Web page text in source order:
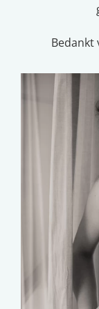
Bedankt